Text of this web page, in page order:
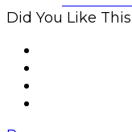
Did You Like